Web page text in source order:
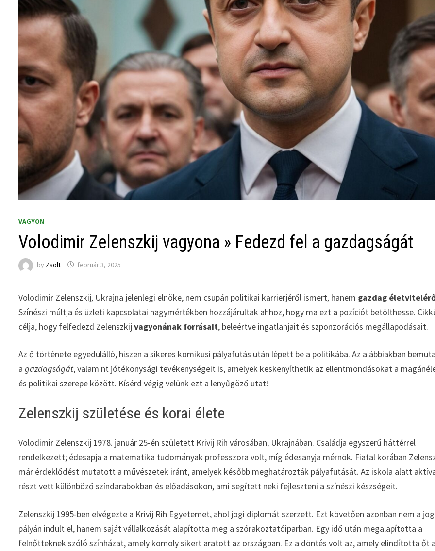
VAGYON
Volodimir Zelenszkij vagyona » Fedezd fel a gazdagságát
by Zsolt február 3, 2025
Volodimir Zelenszkij, Ukrajna jelenlegi elnöke, nem csupán politikai karrierjéről ismert, hanem gazdag
Színészi múltja és üzleti kapcsolatai nagymértékben hozzájárultak ahhoz, hogy ma ezt a pozíciót betölthesse.
célja, hogy felfedezd Zelenszkijvagyonának forrásait, beleértve ingatlanjait és szponzorációs megállapodásait.
Az ő története egyedülálló, hiszen a sikeres komikusi pályafutás után lépett be a politikába. Az alábbiakban
agazdagságát, valamint jótékonysági tevékenységeit is, amelyek keskenyíthetik az ellentmondásokat a
és politikai szerepe között. Kísérd végig velünk ezt a lenyűgöző utat!
Zelenszkij születése és korai élete
Volodimir Zelenszkij 1978. január 25-én született Krivij Rih városában, Ukrajnában. Családja egyszerű háttérrel
rendelkezett; édesapja a matematika tudományak professzora volt, míg édesanyja mérnök. Fiatal korában
már érdeklődést mutatott a művészetek iránt, amelyek később meghatározták pályafutását. Az iskola alatt
részt vett különböző színdarabokban és előadásokon, ami segített neki fejleszteni a színészi készségeit.
Zelenszkij 1995-ben elvégezte a Krivij Rih Egyetemet, ahol jogi diplomát szerzett. Ezt követően azonban nem a
pályán indult el, hanem saját vállalkozását alapította meg a szórakoztatóiparban. Egy idő után megalapította a
felnőtteknek szóló színházat, amely komoly sikert aratott az országban. Ez a döntés volt az, amely elindította őt a